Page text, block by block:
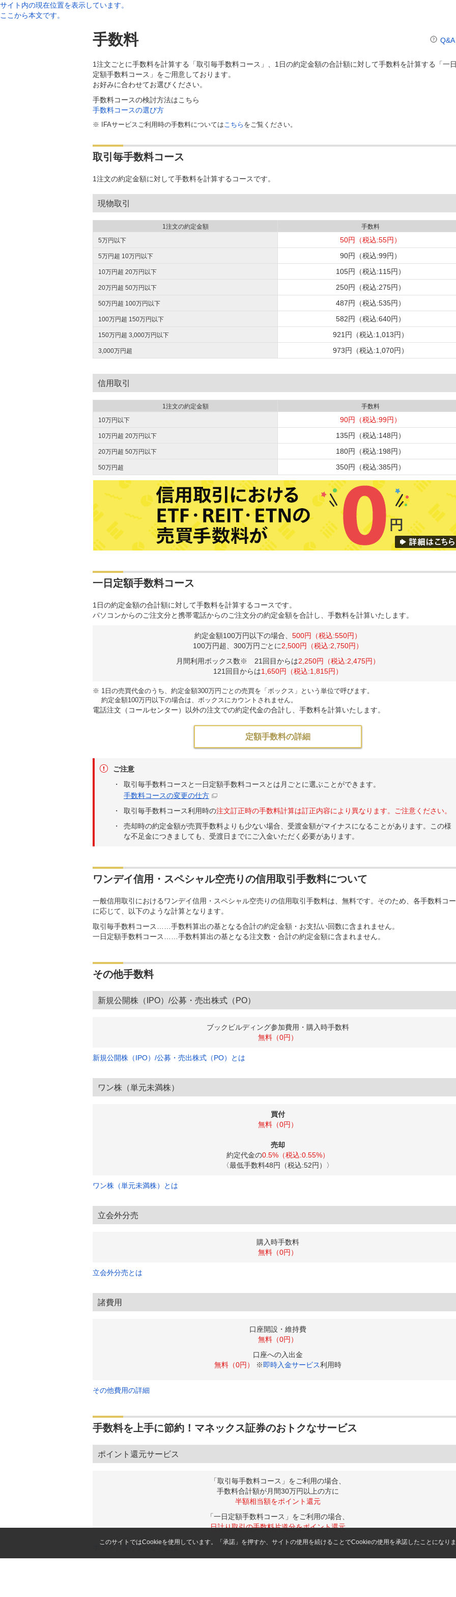
サイト内の現在位置を表示しています。
ここから本文です。
手数料 Q&A
1注文ごとに手数料を計算する「取引毎手数料コース」、1日の約定金額の合計額に対して手数料を計算する「一
定額手数料コース」をご用意しております。
お好みに合わせてお選びください。
手数料コースの検討方法はこちら
手数料コースの選び方
※ IFAサービスご利用時の手数料についてはこちら をご覧ください。
取引毎手数料コース
1注文の約定金額に対して手数料を計算するコースです。
現物取引
1注文の約定金額
手数料
5万円以下
50円（税込:55円）
5万円超 10万円以下 90円（税込:99円）
10万円超 20万円以下 105円（税込:115円）
20万円超 50万円以下 250円（税込:275円）
50万円超 100万円以下 487円（税込:535円）
100万円超 150万円以下 582円（税込:640円）
150万円超 3,000万円以下 921円（税込:1,013円）
3,000万円超 973円（税込:1,070円）
信用取引
1注文の約定金額
手数料
10万円以下
90円（税込:99円）
10万円超 20万円以下 135円（税込:148円）
20万円超 50万円以下 180円（税込:198円）
50万円超 350円（税込:385円）
一日定額手数料コース
1日の約定金額の合計額に対して手数料を計算するコースです。
パソコンからのご注文分と携帯電話からのご注文分の約定金額を合計し、手数料を計算いたします。
約定金額100万円以下の場合、 500円（税込:550円）
100万円超、300万円ごとに2,500円（税込:2,750円）
月間利用ボックス数※ 21回目からは2,250円（税込:2,475円）
121回目からは1,650円（税込:1,815円）
※ 1日の売買代金のうち、約定金額300万円ごとの売買を「ボックス」という単位で呼びます。
約定金額100万円以下の場合は、ボックスにカウントされません。
電話注文（コールセンター）以外の注文での約定代金の合計し、手数料を計算いたします。
定額手数料の詳細
ご注意
取引毎手数料コースと一日定額手数料コースとは月ごとに選ぶことができます。
手数料コースの変更の仕方
取引毎手数料コース利用時の注文訂正時の手数料計算は訂正内容により異なります。ご注意ください。
売却時の約定金額が売買手数料よりも少ない場合、受渡金額がマイナスになることがあります。この様
な不足金につきましても、受渡日までにご入金いただく必要があります。
ワンデイ信用・スペシャル空売りの信用取引手数料について
一般信用取引におけるワンデイ信用・スペシャル空売りの信用取引手数料は、無料です。そのため、各手数料コ
に応じて、以下のような計算となります。
取引毎手数料コース……手数料算出の基となる合計の約定金額・お支払い回数に含まれません。
一日定額手数料コース……手数料算出の基となる注文数・合計の約定金額に含まれません。
その他手数料
新規公開株（IPO）/公募・売出株式（PO）
ブックビルディング参加費用・購入時手数料
無料（0円）
新規公開株（IPO）/公募・売出株式（PO）とは
ワン株（単元未満株）
買付
無料（0円）
売却
約定代金の0.5%（税込:0.55%）
〈最低手数料48円（税込:52円）〉
ワン株（単元未満株）とは
立会外分売
購入時手数料
無料（0円）
立会外分売とは
諸費用
口座開設・維持費
無料（0円）
口座への入出金
無料（0円）
※即時入金サービス利用時
その他費用の詳細
手数料を上手に節約！マネックス証券のおトクなサービス
ポイント還元サービス
「取引毎手数料コース」をご利用の場合、
手数料合計額が月間30万円以上の方に
半額相当額をポイント還元
「一日定額手数料コース」をご利用の場合、
日計り取引の手数料片道分をポイント還元
ポイント還元サービスとは
このサイトではCookieを使用しています。「承諾」を押すか、サイトの使用を続けることでCookieの使用を承諾したことになり